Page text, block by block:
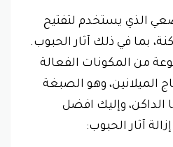
الذي يستخدم لتفتيح
بما في ذلك آثار الحبوب.
من المكونات الفعالة
الميلانين، وهو الصبغة
الداكن، وإليك افضل
آثار الحبوب: